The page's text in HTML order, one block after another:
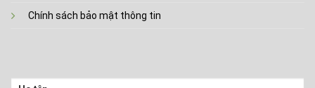
Chính sách bảo mật thông tin